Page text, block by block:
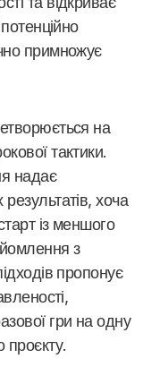
примножує
на
тактики.
надає
хоча
із меншого
з
пропонує
гри на одну
проєкту.